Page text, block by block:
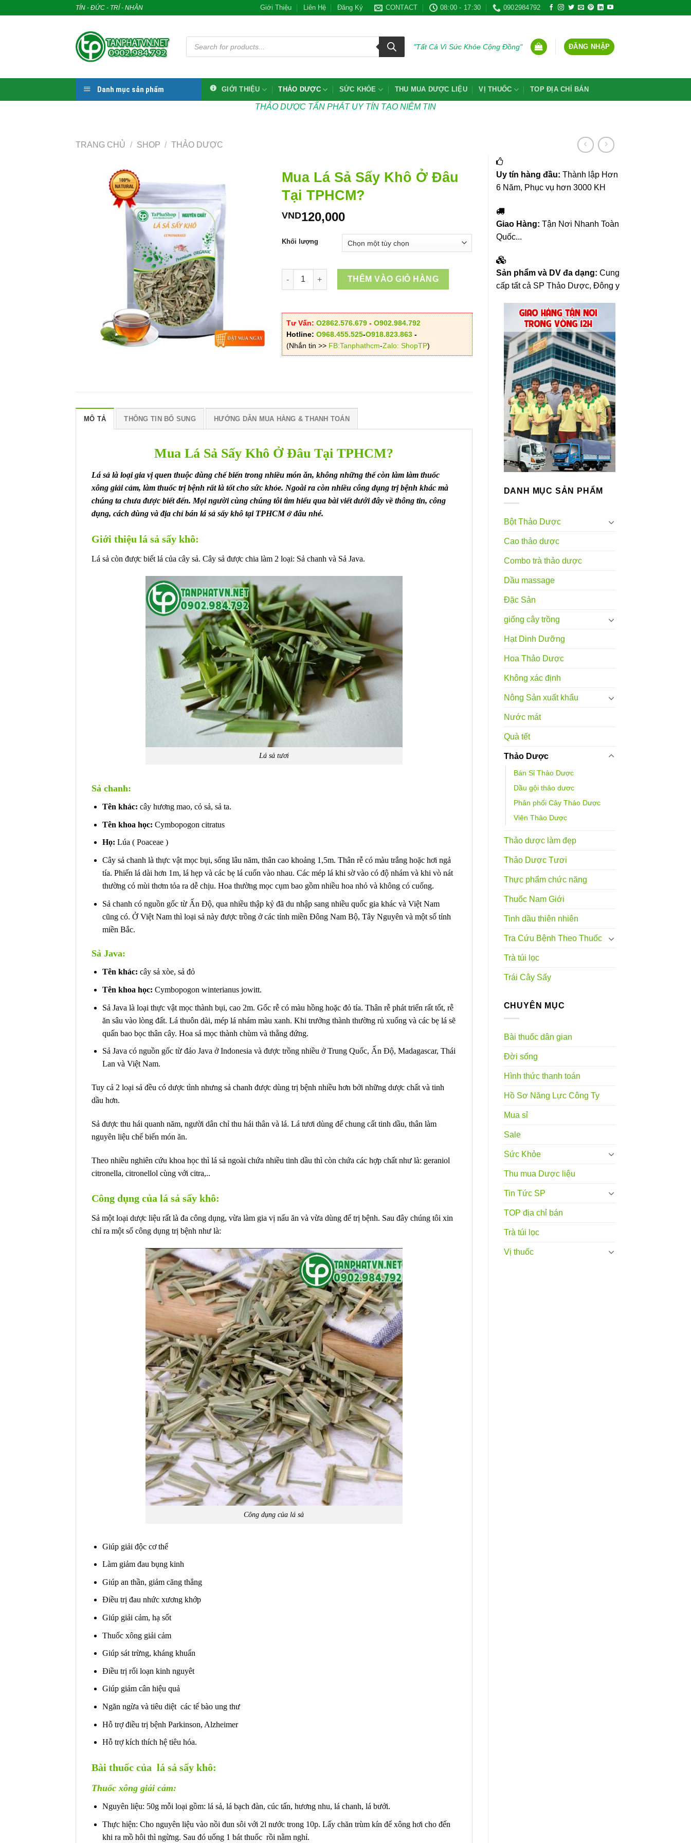
TÍN - ĐỨC - TRÍ - NHÂN Giới Thiệu Liên Hệ Đăng Ký CONTACT 08:00 - 17:30 0902984792
Tìm
kiếm
phẩm
"Tất Cả Vì Sức Khỏe Cộng Đồng" ĐĂNG NHẬP
Danh mục sản phẩm GIỚI THIỆU THẢO DƯỢC SỨC KHỎE THU MUA DƯỢC LIỆU VỊ THUỐC TOP ĐỊA CHỈ BÁN
THẢO DƯỢC TẤN PHÁT UY TÍN TẠO NIÊM TIN
TRANG CHỦ / SHOP / THẢO DƯỢC
Uy tín hàng đầu: Thành lập Hơn
6 Năm, Phục vụ hơn 3000 KH
Giao Hàng: Tận Nơi Nhanh Toàn
Quốc...
Sản phẩm và DV đa dạng: Cung
cấp tất cả SP Thảo Dược, Đông y
DANH MỤC SẢN PHẨM
Bột Thảo Dược
Cao thảo dược
Combo trà thảo dược
Dầu massage
Đặc Sản
giống cây trồng
Hạt Dinh Dưỡng
Hoa Thảo Dược
Không xác định
Nông Sản xuất khẩu
Nước mát
Quà tết
Thảo Dược
Bán Sỉ Thảo Dược
Dầu gội thảo dươc
Phân phối Cây Thảo Dược
Viên Thảo Dược
Thảo dược làm đẹp
Thảo Dược Tươi
Thực phẩm chức năng
Thuốc Nam Giới
Tinh dầu thiên nhiên
Tra Cứu Bệnh Theo Thuốc
Trà túi lọc
Trái Cây Sấy
CHUYÊN MỤC
Bài thuốc dân gian
Đời sống
Hình thức thanh toán
Hồ Sơ Năng Lực Công Ty
Mua sỉ
Sale
Sức Khỏe
Thu mua Dược liệu
Tin Tức SP
TOP địa chỉ bán
Trà túi lọc
Vị thuốc
Mua Lá Sả Sấy Khô Ở Đâu
Tại TPHCM?
VND120,000
Khối lượng
Mua Lá Sả Sấy Khô Ở Đâu Tại TPHCM? số lượng
THÊM VÀO GIỎ HÀNG
Tư Vấn: O2862.576.679- O902.984.792
Hotline: O968.455.525-O918.823.863-
(Nhắn tin >> FB:Tanphathcm-Zalo: ShopTP)
MÔ TẢ THÔNG TIN BỔ SUNG HƯỚNG DẪN MUA HÀNG & THANH TOÁN
Mua Lá Sả Sấy Khô Ở Đâu Tại TPHCM?
Lá sả là loại gia vị quen thuộc dùng chế biến trong nhiều món ăn, không những thế còn làm làm thuốc
xông giải cảm, làm thuốc trị bệnh rất là tốt cho sức khỏe. Ngoài ra còn nhiều công dụng trị bệnh khác mà
chúng ta chưa được biết đến. Mọi người cùng chúng tôi tìm hiểu qua bài viết dưới đây về thông tin, công
dụng, cách dùng và địa chỉ bán lá sả sấy khô tại TPHCM ở đâu nhé.
Giới thiệu lá sả sấy khô:
Lá sả còn được biết lá của cây sả. Cây sả được chia làm 2 loại: Sả chanh và Sả Java.
Lá sả tươi
Sả chanh:
Tên khác: cây hương mao, cỏ sả, sả ta.
Tên khoa học: Cymbopogon citratus
Họ: Lúa ( Poaceae )
Cây sả chanh là thực vật mọc bụi, sống lâu năm, thân cao khoảng 1,5m. Thân rễ có màu trắng hoặc hơi ngả
tía. Phiến lá dài hơn 1m, lá hẹp và các bẹ lá cuốn vào nhau. Các mép lá khi sờ vào có độ nhám và khi vò nát
thường có mùi thơm tỏa ra dễ chịu. Hoa thường mọc cụm bao gồm nhiều hoa nhỏ và không có cuống.
Sả chanh có nguồn gốc từ Ấn Độ, qua nhiều thập kỷ đã du nhập sang nhiều quốc gia khác và Việt Nam
cũng có. Ở Việt Nam thì loại sả này được trồng ở các tỉnh miền Đông Nam Bộ, Tây Nguyên và một số tỉnh
miền Bắc.
Sả Java:
Tên khác: cây sả xòe, sả đỏ
Tên khoa học: Cymbopogon winterianus jowitt.
Sả Java là loại thực vật mọc thành bụi, cao 2m. Gốc rễ có màu hồng hoặc đỏ tía. Thân rễ phát triển rất tốt, rễ
ăn sâu vào lòng đất. Lá thuôn dài, mép lá nhám màu xanh. Khi trưởng thành thường rủ xuống và các bẹ lá sẽ
quấn bao bọc thân cây. Hoa sả mọc thành chùm và thẳng đứng.
Sả Java có nguồn gốc từ đảo Java ở Indonesia và được trồng nhiều ở Trung Quốc, Ấn Độ, Madagascar, Thái
Lan và Việt Nam.
Tuy cả 2 loại sả đều có dược tình nhưng sả chanh được dùng trị bệnh nhiều hơn bởi những dược chất và tinh
dầu hơn.
Sả được thu hái quanh năm, người dân chỉ thu hái thân và lá. Lá tươi dùng để chung cất tinh dầu, thân làm
nguyên liệu chế biến món ăn.
Theo nhiều nghiên cứu khoa học thì lá sả ngoài chứa nhiều tinh dầu thì còn chứa các hợp chất như là: geraniol
citronella, citronellol cùng với citra,..
Công dụng của lá sả sấy khô:
Sả một loại dược liệu rất là đa công dụng, vừa làm gia vị nấu ăn và vừa dùng để trị bệnh. Sau đây chúng tôi xin
chỉ ra một số công dụng trị bệnh như là:
Công dụng của lá sả
Giúp giải độc cơ thể
Làm giảm đau bụng kinh
Giúp an thần, giảm căng thẳng
Điều trị đau nhức xương khớp
Giúp giải cảm, hạ sốt
Thuốc xông giải cảm
Giúp sát trừng, kháng khuẩn
Điều trị rối loạn kinh nguyêt
Giúp giảm cân hiệu quả
Ngăn ngừa và tiêu diệt các tế bào ung thư
Hỗ trợ điều trị bệnh Parkinson, Alzheimer
Hỗ trợ kích thích hệ tiêu hóa.
Bài thuốc của lá sả sấy khô:
Thuốc xông giải cảm:
Nguyên liệu: 50g mỗi loại gồm: lá sả, lá bạch đàn, cúc tấn, hương nhu, lá chanh, lá bưởi.
Thực hiện: Cho nguyên liệu vào nồi đun sôi với 2l nước trong 10p. Lấy chăn trùm kín để xông hơi cho đến
khi ra mồ hôi thì ngừng. Sau đó uống 1 bát thuốc rồi nằm nghỉ.